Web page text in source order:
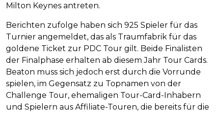
Milton Keynes antreten.
Berichten zufolge haben sich 925 Spieler für das
Turnier angemeldet, das als Traumfabrik für das
goldene Ticket zur PDC Tour gilt. Beide Finalisten
der Finalphase erhalten ab diesem Jahr Tour Cards.
Beaton muss sich jedoch erst durch die Vorrunde
spielen, im Gegensatz zu Topnamen von der
Challenge Tour, ehemaligen Tour-Card-Inhabern
und Spielern aus Affiliate-Touren, die bereits für die